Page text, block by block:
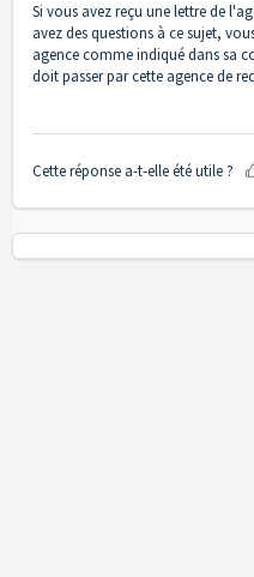
Si vous avez reçu une lettre de
avez des questions à ce sujet,
agence comme indiqué dans sa
doit passer par cette agence de
Cette réponse a-t-elle été utile ?